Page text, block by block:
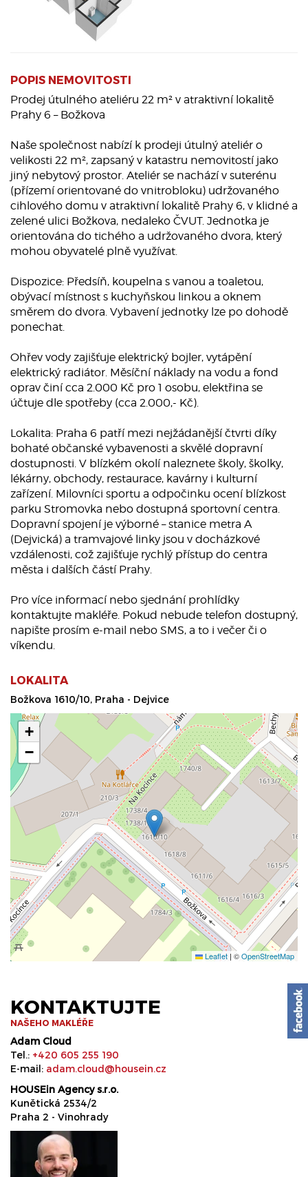
POPIS NEMOVITOSTI
Prodej útulného ateliéru 22 m² v atraktivní lokalitě
Prahy 6 – Božkova
Naše společnost nabízí k prodeji útulný ateliér o
velikosti 22 m², zapsaný v katastru nemovitostí jako
jiný nebytový prostor. Ateliér se nachází v suterénu
(přízemí orientované do vnitrobloku) udržovaného
cihlového domu v atraktivní lokalitě Prahy 6, v klidné a
zelené ulici Božkova, nedaleko ČVUT. Jednotka je
orientována do tichého a udržovaného dvora, který
mohou obyvatelé plně využívat.
Dispozice: Předsíň, koupelna s vanou a toaletou,
obývací místnost s kuchyňskou linkou a oknem
směrem do dvora. Vybavení jednotky lze po dohodě
ponechat.
Ohřev vody zajišťuje elektrický bojler, vytápění
elektrický radiátor. Měsíční náklady na vodu a fond
oprav činí cca 2.000 Kč pro 1 osobu, elektřina se
účtuje dle spotřeby (cca 2.000,- Kč).
Lokalita: Praha 6 patří mezi nejžádanější čtvrti díky
bohaté občanské vybavenosti a skvělé dopravní
dostupnosti. V blízkém okolí naleznete školy, školky,
lékárny, obchody, restaurace, kavárny i kulturní
zařízení. Milovníci sportu a odpočinku ocení blízkost
parku Stromovka nebo dostupná sportovní centra.
Dopravní spojení je výborné – stanice metra A
(Dejvická) a tramvajové linky jsou v docházkové
vzdálenosti, což zajišťuje rychlý přístup do centra
města i dalších částí Prahy.
Pro více informací nebo sjednání prohlídky
kontaktujte makléře. Pokud nebude telefon dostupný,
napište prosím e-mail nebo SMS, a to i večer či o
víkendu.
LOKALITA
Božkova 1610/10, Praha - Dejvice
+
−
Leaflet | ©OpenStreetMap
KONTAKTUJTE
NAŠEHO MAKLÉŘE
Adam Cloud
Tel.: +420 605 255 190
E-mail: adam.cloud@housein.cz
HOUSEin Agency s.r.o.
Kunětická 2534/2
Praha 2 - Vinohrady